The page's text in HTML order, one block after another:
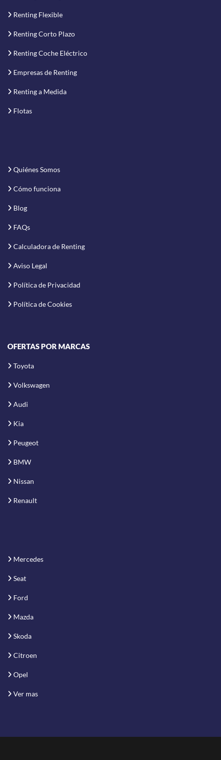
Renting Flexible
Renting Corto Plazo
Renting Coche Eléctrico
Empresas de Renting
Renting a Medida
Flotas
Quiénes Somos
Cómo funciona
Blog
FAQs
Calculadora de Renting
Aviso Legal
Política de Privacidad
Política de Cookies
OFERTAS POR MARCAS
Toyota
Volkswagen
Audi
Kia
Peugeot
BMW
Nissan
Renault
Mercedes
Seat
Ford
Mazda
Skoda
Citroen
Opel
Ver mas